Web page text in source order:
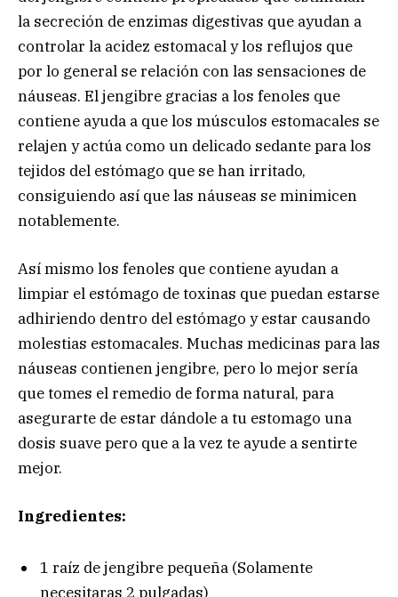
la secreción de enzimas digestivas que ayudan a
controlar la acidez estomacal y los reflujos que
por lo general se relación con las sensaciones de
náuseas. El jengibre gracias a los fenoles que
contiene ayuda a que los músculos estomacales se
relajen y actúa como un delicado sedante para los
tejidos del estómago que se han irritado,
consiguiendo así que las náuseas se minimicen
notablemente.
Así mismo los fenoles que contiene ayudan a
limpiar el estómago de toxinas que puedan estarse
adhiriendo dentro del estómago y estar causando
molestias estomacales. Muchas medicinas para las
náuseas contienen jengibre, pero lo mejor sería
que tomes el remedio de forma natural, para
asegurarte de estar dándole a tu estomago una
dosis suave pero que a la vez te ayude a sentirte
mejor.
Ingredientes:
1 raíz de jengibre pequeña (Solamente
necesitaras 2 pulgadas)